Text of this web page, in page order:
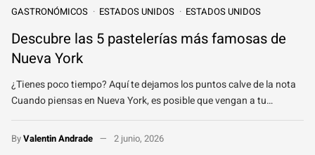
GASTRONÓMICOS ESTADOS UNIDOS ESTADOS UNIDOS
Descubre las 5 pastelerías más famosas de
Nueva York
¿Tienes poco tiempo? Aquí te dejamos los puntos calve de la nota
Cuando piensas en Nueva York, es posible que vengan a tu…
ByValentin Andrade 2 junio, 2026